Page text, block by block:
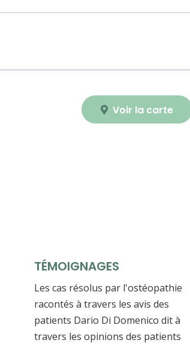
Voir la carte
TÉMOIGNAGES
Les cas résolus par l'ostéopathie
racontés à travers les avis des
patients Dario Di Domenico dit à
travers les opinions des patients